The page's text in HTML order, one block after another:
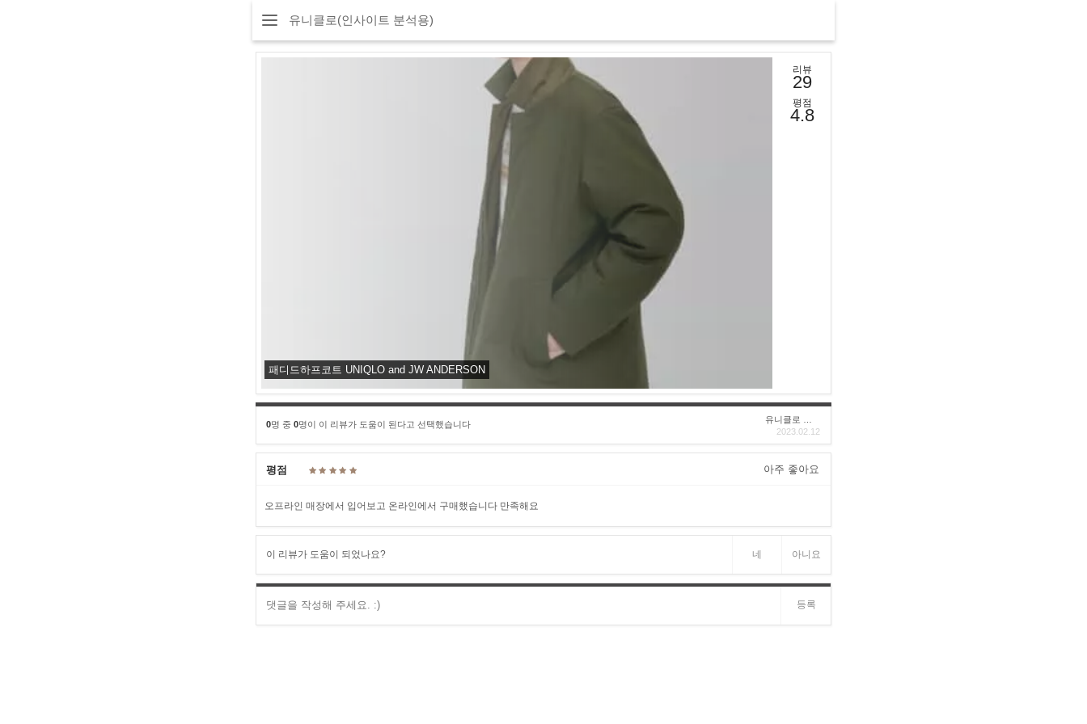
유니클로(인사이트 분석용)
패디드하프코트 UNIQLO and JW ANDERSON
리뷰
29
평점
4.8
0명 중 0명이 이 리뷰가 도움이 된다고 선택했습니다
2023.02.12
평점 아주 좋아요
오프라인 매장에서 입어보고 온라인에서 구매했습니다 만족해요
이 리뷰가 도움이 되었나요? 네 아니요
등록